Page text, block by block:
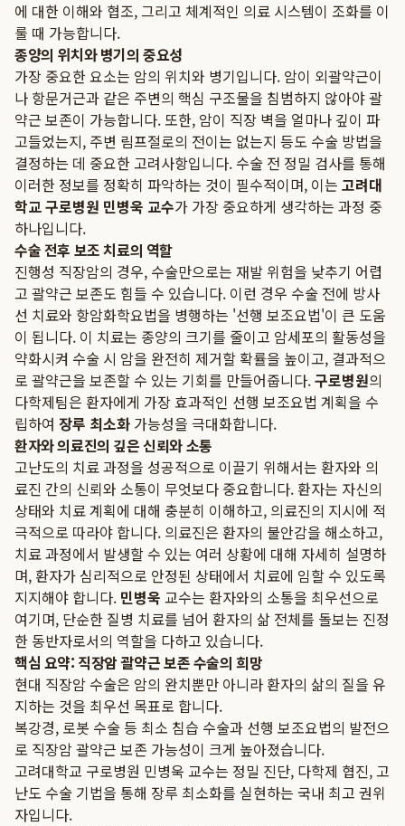
에 대한 이해와 협조, 그리고 체계적인 의료 시스템이 조화를 이
룰 때 가능합니다.
종양의 위치와 병기의 중요성
가장 중요한 요소는 암의 위치와 병기입니다. 암이 외괄약근이
나 항문거근과 같은 주변의 핵심 구조물을 침범하지 않아야 괄
약근 보존이 가능합니다. 또한, 암이 직장 벽을 얼마나 깊이 파
고들었는지, 주변 림프절로의 전이는 없는지 등도 수술 방법을
결정하는 데 중요한 고려사항입니다. 수술 전 정밀 검사를 통해
이러한 정보를 정확히 파악하는 것이 필수적이며, 이는 고려대
학교 구로병원 민병욱 교수가 가장 중요하게 생각하는 과정 중
하나입니다.
수술 전후 보조 치료의 역할
진행성 직장암의 경우, 수술만으로는 재발 위험을 낮추기 어렵
고 괄약근 보존도 힘들 수 있습니다. 이런 경우 수술 전에 방사
선 치료와 항암화학요법을 병행하는 '선행 보조요법'이 큰 도움
이 됩니다. 이 치료는 종양의 크기를 줄이고 암세포의 활동성을
약화시켜 수술 시 암을 완전히 제거할 확률을 높이고, 결과적으
로 괄약근을 보존할 수 있는 기회를 만들어줍니다.구로병원의
다학제팀은 환자에게 가장 효과적인 선행 보조요법 계획을 수
립하여 장루 최소화 가능성을 극대화합니다.
환자와 의료진의 깊은 신뢰와 소통
고난도의 치료 과정을 성공적으로 이끌기 위해서는 환자와 의
료진 간의 신뢰와 소통이 무엇보다 중요합니다. 환자는 자신의
상태와 치료 계획에 대해 충분히 이해하고, 의료진의 지시에 적
극적으로 따라야 합니다. 의료진은 환자의 불안감을 해소하고,
치료 과정에서 발생할 수 있는 여러 상황에 대해 자세히 설명하
며, 환자가 심리적으로 안정된 상태에서 치료에 임할 수 있도록
지지해야 합니다. 민병욱 교수는 환자와의 소통을 최우선으로
여기며, 단순한 질병 치료를 넘어 환자의 삶 전체를 돌보는 진정
한 동반자로서의 역할을 다하고 있습니다.
핵심 요약: 직장암 괄약근 보존 수술의 희망
현대 직장암 수술은 암의 완치뿐만 아니라 환자의 삶의 질을 유
지하는 것을 최우선 목표로 합니다.
복강경, 로봇 수술 등 최소 침습 수술과 선행 보조요법의 발전으
로 직장암 괄약근 보존 가능성이 크게 높아졌습니다.
고려대학교 구로병원 민병욱 교수는 정밀 진단, 다학제 협진, 고
난도 수술 기법을 통해 장루 최소화를 실현하는 국내 최고 권위
자입니다.